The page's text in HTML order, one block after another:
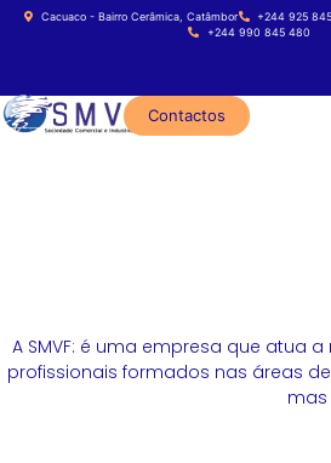
Cacuaco - Bairro Cerâmica, Catâmbor +244 925
+244 990 845 480
Contactos
A SMVF: é uma empresa que atua
profissionais formados nas áreas
mas